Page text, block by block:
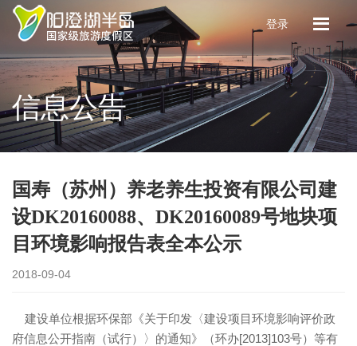
登录
信息公告
国寿（苏州）养老养生投资有限公司建
设DK20160088、DK20160089号地块项
目环境影响报告表全本公示
2018-09-04
建设单位根据环保部《关于印发〈建设项目环境影响评价政
府信息公开指南（试行）〉的通知》（环办[2013]103号）等有